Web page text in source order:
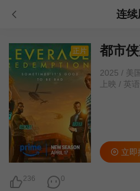
连续
正片 都市
2025 / 美国
上映 / 英语
236 0
立即